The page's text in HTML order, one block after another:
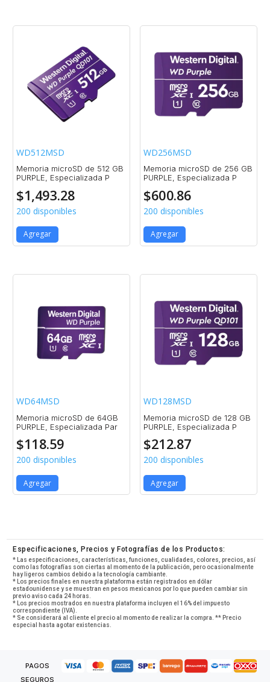
WD512MSD
Memoria microSD de 512 GB
PURPLE, Especializada P
$1,493.28
200 disponibles
Agregar
WD256MSD
Memoria microSD de 256 GB
PURPLE, Especializada P
$600.86
200 disponibles
Agregar
WD64MSD
Memoria microSD de 64GB
PURPLE, Especializada Par
$118.59
200 disponibles
Agregar
WD128MSD
Memoria microSD de 128 GB
PURPLE, Especializada P
$212.87
200 disponibles
Agregar
Especificaciones, Precios y Fotografías de los Productos:
* Las especificaciones, características, funciones, cualidades, colores, precios, así
como las fotografías son ciertas al momento de la publicación, pero ocasionalmente
hay ligeros cambios debido a la tecnología cambiante.
* Los precios finales en nuestra plataforma están registrados en dólar
estadounidense y se muestran en pesos mexicanos por lo que pueden cambiar sin
previo aviso cada 24 horas.
* Los precios mostrados en nuestra plataforma incluyen el 16% del impuesto
correspondiente (IVA).
* Se considerará al cliente el precio al momento de realizar la compra. ** Precio
especial hasta agotar existencias.
PAGOS
SEGUROS